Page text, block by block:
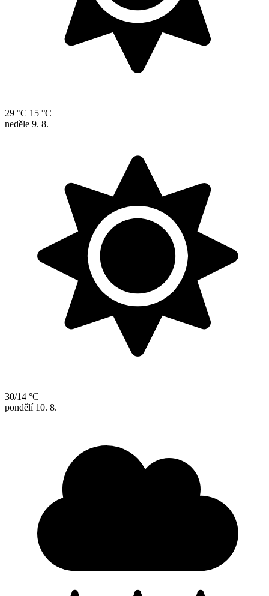
29 °C 15 °C
neděle 9. 8.
30/14 °C
pondělí 10. 8.